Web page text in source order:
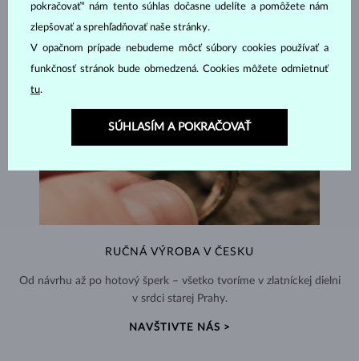
RUČNÁ VÝROBA V ČESKU
Od návrhu až po hotový šperk – všetko tvoríme v zlatníckej dielni
v srdci starej Prahy.
NAVŠTIVTE NÁS >
pokračovať“ nám tento súhlas dočasne udelíte a pomôžete nám
zlepšovať a sprehľadňovať naše stránky.
V opačnom prípade nebudeme môcť súbory cookies používať a
funkčnosť stránok bude obmedzená. Cookies môžete odmietnuť
tu.
SÚHLASÍM A POKRAČOVAŤ